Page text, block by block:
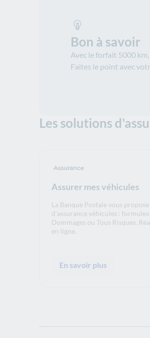
Bon à savoir
Avec le forfait 5000 km,
Faites le point avec
Les solutions
Assurer mes véhicules
Assurance
La Banque Postale vous
d’assurance véhicules :
Dommages ou Tous Risques.
en ligne.
En savoir plus